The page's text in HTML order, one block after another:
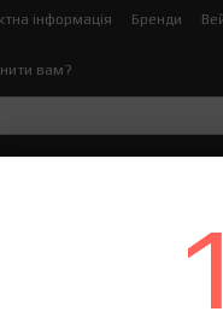
інформація Бренди
вам?
сигарет
для